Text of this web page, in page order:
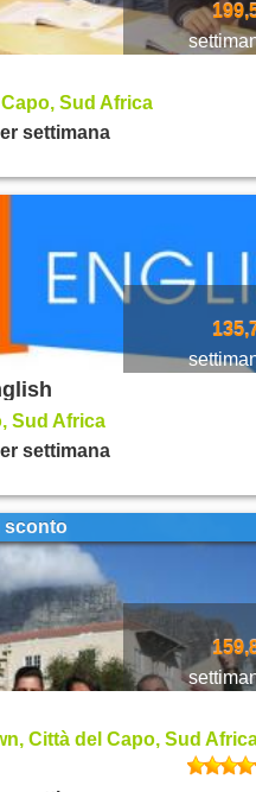
Sud Africa
settimana
Sud Africa
settimana
sconto
Città del Capo, Sud